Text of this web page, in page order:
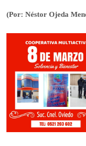
(Por: Néstor Ojeda